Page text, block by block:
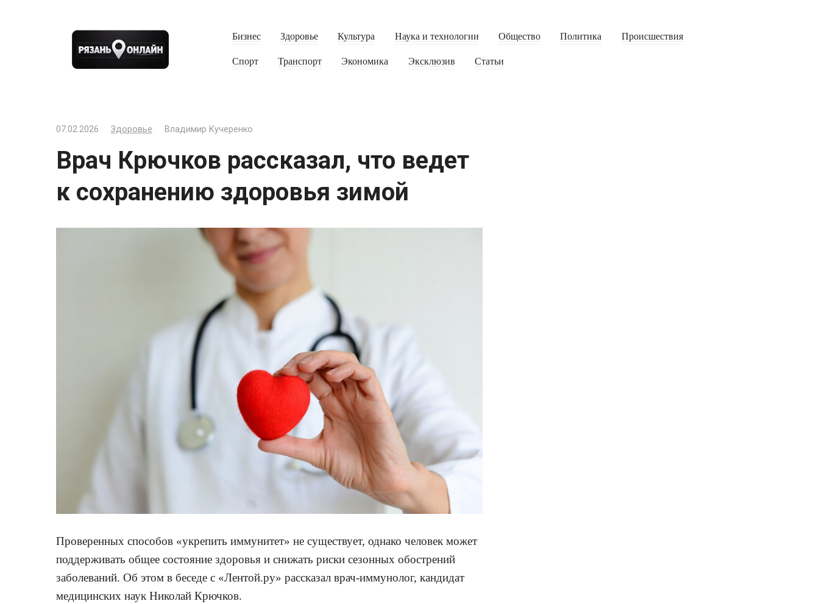
Бизнес Здоровье Культура Наука и технологии Общество Политика Происшествия
Спорт Транспорт Экономика Эксклюзив Статьи
07.02.2026 Здоровье Владимир Кучеренко
Врач Крючков рассказал, что ведет
к сохранению здоровья зимой
Проверенных способов «укрепить иммунитет» не существует, однако человек может
поддерживать общее состояние здоровья и снижать риски сезонных обострений
заболеваний. Об этом в беседе с «Лентой.ру» рассказал врач-иммунолог, кандидат
медицинских наук Николай Крючков.